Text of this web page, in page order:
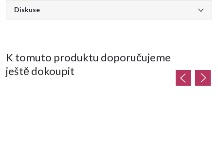
Diskuse
K tomuto produktu doporučujeme
ještě dokoupit